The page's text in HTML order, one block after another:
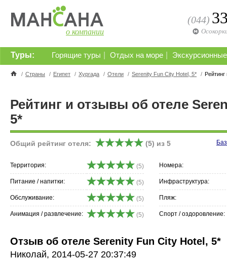
о компании
(044)
Горящие туры Отдых на море
Туры:
/ Страны / Египет / Хургада / Отели / Serenity Fun City Hotel, 5* /
Рейтинг и отзывы об отеле
5*
Общий рейтинг отеля: (5) из 5
Территория: (5) Номера:
Питание / напитки: (5) Инфраструктура:
Обслуживание: (5) Пляж:
Анимация / развлечение: (5) Спорт / оздоровление:
Отзыв об отеле Serenity Fun City Hotel, 5*
Николай, 2014-05-27 20:37:49